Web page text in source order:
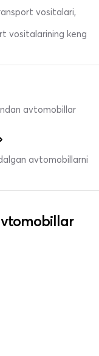
vositalari,
vositalarining keng
avtomobillar
avtomobillarni